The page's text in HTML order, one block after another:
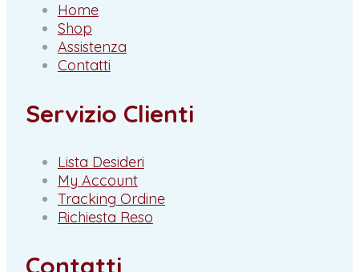
Home
Shop
Assistenza
Contatti
Servizio Clienti
Lista Desideri
My Account
Tracking Ordine
Richiesta Reso
Contatti